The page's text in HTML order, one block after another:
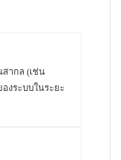
ากล (เช่น
งระบบในระยะ